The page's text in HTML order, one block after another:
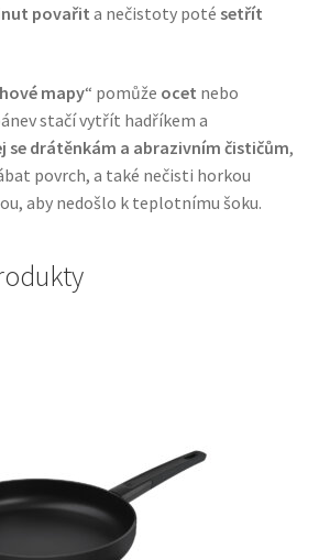
povařit a nečistoty poté setřít
mapy“ pomůže ocet nebo
stačí vytřít hadříkem a
se drátěnkám a abrazivním čističům,
povrch, a také nečisti horkou
aby nedošlo k teplotnímu šoku.